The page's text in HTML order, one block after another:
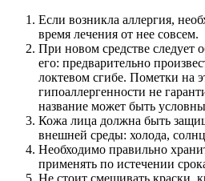
Если возникла аллергия,
время лечения от нее совсем.
При новом средстве следует
его: предварительно
локтевом сгибе. Пометки на
гипоаллергенности не
название может быть
Кожа лица должна быть
внешней среды: холода,
Необходимо правильно
применять по истечении
Не стоит смешивать краски,